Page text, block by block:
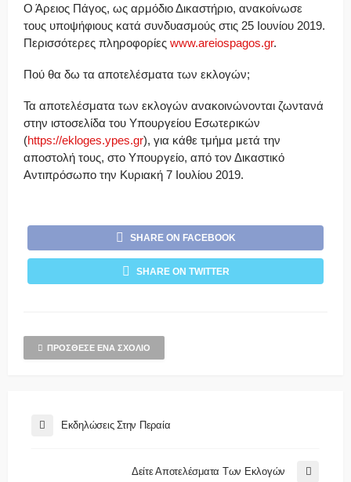
Ο Άρειος Πάγος, ως αρμόδιο Δικαστήριο, ανακοίνωσε
τους υποψήφιους κατά συνδυασμούς στις 25 Ιουνίου 2019.
Περισσότερες πληροφορίες www.areiospagos.gr.
Πού θα δω τα αποτελέσματα των εκλογών;
Τα αποτελέσματα των εκλογών ανακοινώνονται ζωντανά
στην ιστοσελίδα του Υπουργείου Εσωτερικών
(https://ekloges.ypes.gr), για κάθε τμήμα μετά την
αποστολή τους, στο Υπουργείο, από τον Δικαστικό
Αντιπρόσωπο την Κυριακή 7 Ιουλίου 2019.
SHARE ON FACEBOOK
SHARE ON TWITTER
ΠΡΌΣΘΕΣΕ ΈΝΑ ΣΧΌΛΙΟ
Εκδηλώσεις Στην Περαία
Δείτε Αποτελέσματα Των Εκλογών